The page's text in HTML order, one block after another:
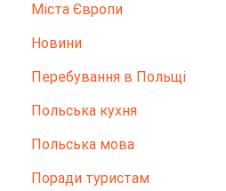
Міста Європи
Новини
Перебування в Польщі
Польська кухня
Польська мова
Поради туристам